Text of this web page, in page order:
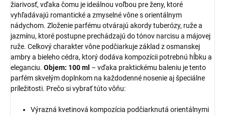
žiarivosť, vďaka čomu je ideálnou voľbou pre ženy, ktoré
vyhľadávajú romantické a zmyselné vône s orientálnym
nádychom. Zloženie parfému otvárajú akordy tuberózy, ruže a
jazmínu, ktoré postupne prechádzajú do tónov narcisu a májovej
ruže. Celkový charakter vône podčiarkuje základ z osmanskej
ambry a bieleho cédra, ktorý dodáva kompozícii potrebnú hĺbku a
eleganciu. Objem: 100 ml – vďaka praktickému baleniu je tento
parfém skvelým doplnkom na každodenné nosenie aj špeciálne
príležitosti. Prečo si vybrať túto vôňu:
Výrazná kvetinová kompozícia podčiarknutá orientálnymi